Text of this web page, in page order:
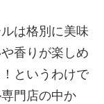
は格別に美味
香りが楽しめ
というわけで
門店の中か